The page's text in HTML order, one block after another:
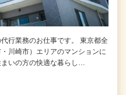
行業務のお仕事です。 東京都全
川崎市）エリアのマンションに
いの方の快適な暮らし…